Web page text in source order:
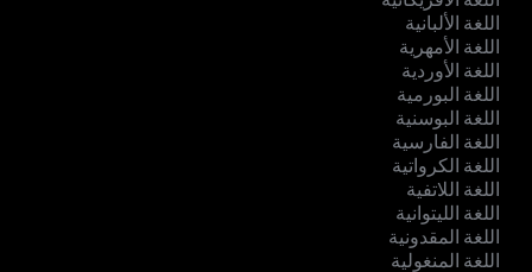
اللغة الألبانية
اللغة الأمهرية
اللغة الأوردية
اللغة البورمية
اللغة البوسنية
اللغة الفارسية
اللغة الكرواتية
اللغة اللاتفية
اللغة الليتوانية
اللغة المقدونية
اللغة المنغولية